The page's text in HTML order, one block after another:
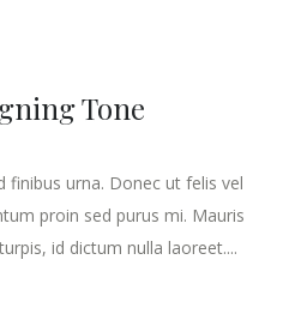
Tone
finibus urna. Donec ut felis vel
proin sed purus mi. Mauris
id dictum nulla laoreet....